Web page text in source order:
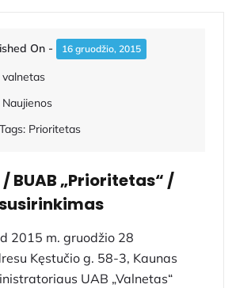
On - 16 gruodžio, 2015
valnetas
Naujienos
Tags: Prioritetas
/ BUAB „Prioritetas“ /
2015 m. gruodžio 28
Kęstučio g. 58-3, Kaunas
UAB „Valnetas“